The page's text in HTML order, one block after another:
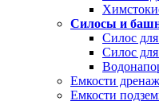
Силосы и
Силос
Силос для
Емкости
Емкости